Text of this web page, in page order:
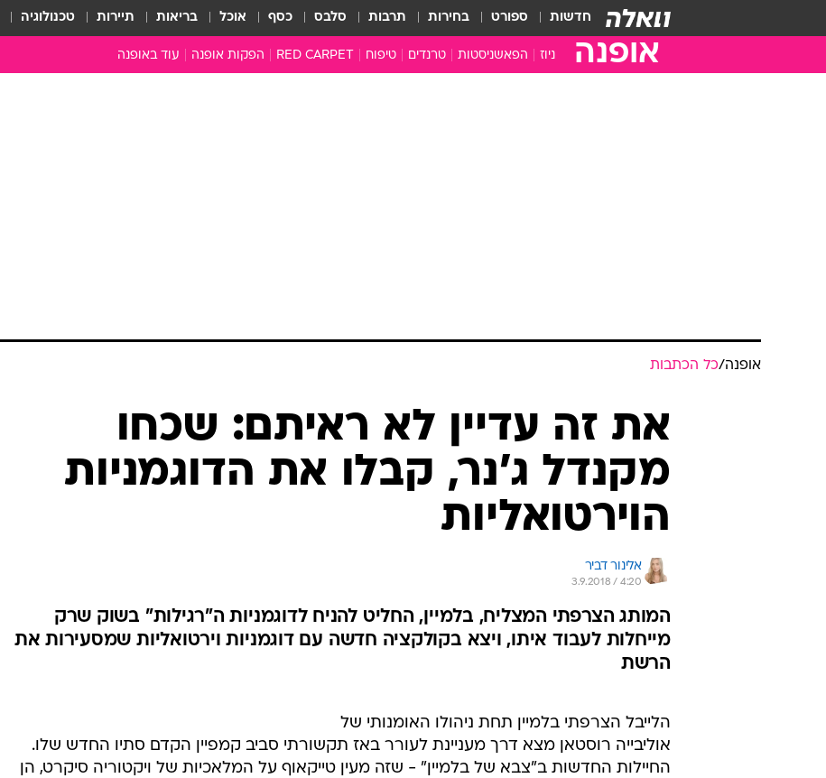
חדשות ספורט בחירות תרבות סלבס כסף אוכל בריאות תיירות טכנולוגיה
אופנה ניוז הפאשניסטות טרנדים טיפוח RED CARPET הפקות אופנה עוד באופנה
נעליים ואקססוריז
אופנה/כל הכתבות
את זה עדיין לא ראיתם: שכחו
מקנדל ג'נר, קבלו את הדוגמניות
הוירטואליות
אלינור דביר
3.9.2018 / 4:20
המותג הצרפתי המצליח, בלמיין, החליט להניח לדוגמניות ה"רגילות" בשוק שרק
מייחלות לעבוד איתו, ויצא בקולקציה חדשה עם דוגמניות וירטואליות שמסעירות את
הרשת
הלייבל הצרפתי בלמיין תחת ניהולו האומנותי של
אוליבייה רוסטאן מצא דרך מעניינת לעורר באז תקשורתי סביב קמפיין הקדם סתיו החדש שלו.
החיילות החדשות ב"צבא של בלמיין" - שזה מעין טייקאוף על המלאכיות של ויקטוריה סיקרט, הן